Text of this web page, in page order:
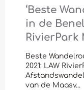
‘Beste
in de
RivierPark
Beste
2021: LAW
van de Maasv...